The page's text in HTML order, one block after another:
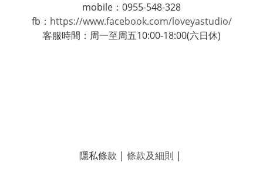
mobile：0955-548-328
fb： https://www.facebook.com/loveyastudio/
客服時間：周一至周五10:00-18:00(六日休)
隱私條款 | 條款及細則 |